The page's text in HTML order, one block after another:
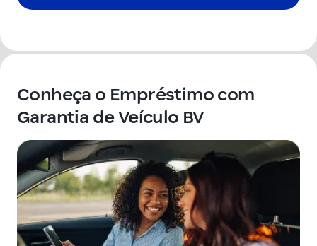
Conheça o Empréstimo com
Garantia de Veículo BV